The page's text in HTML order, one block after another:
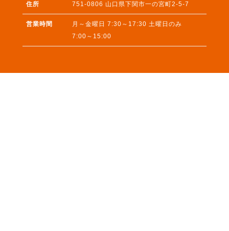
住所 751-0806 山口県下関市一の宮町2-5-7
営業時間
月～金曜日 7:30～17:30 土曜日のみ
7:00～15:00